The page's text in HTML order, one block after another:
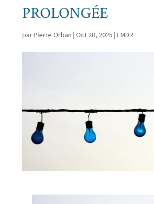
PROLONGÉE
parPierre Orban | Oct 28, 2025 | EMDR